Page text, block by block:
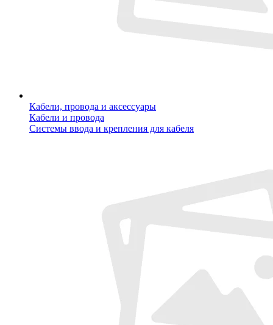
Кабели, провода и аксессуары
Кабели и провода
Системы ввода и крепления для кабеля